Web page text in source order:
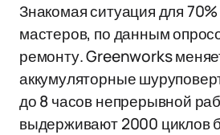
Знакомая ситуация для
мастеров, по данным
ремонту. Greenworks
аккумуляторные
до 8 часов непрерывной
выдерживают 2000 циклов